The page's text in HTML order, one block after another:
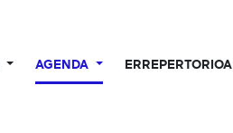
AGENDA ERREPERTORIOA